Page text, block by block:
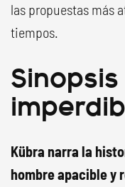
las propuestas más
tiempos.
Kübra narra la
hombre apacible y